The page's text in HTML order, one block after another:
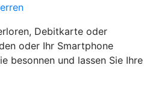
Debitkarte oder
oder Ihr Smartphone
besonnen und lassen Sie Ihre